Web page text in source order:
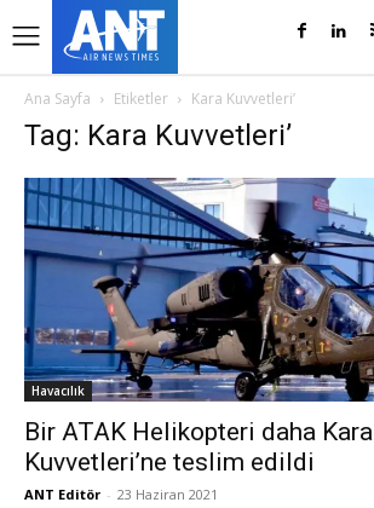
Ana Sayfa Etiketler Kara Kuvvetleri’
Tag: Kara Kuvvetleri’
Havacılık
Bir ATAK Helikopteri daha Kara
Kuvvetleri’ne teslim edildi
ANT Editör - 23 Haziran 2021